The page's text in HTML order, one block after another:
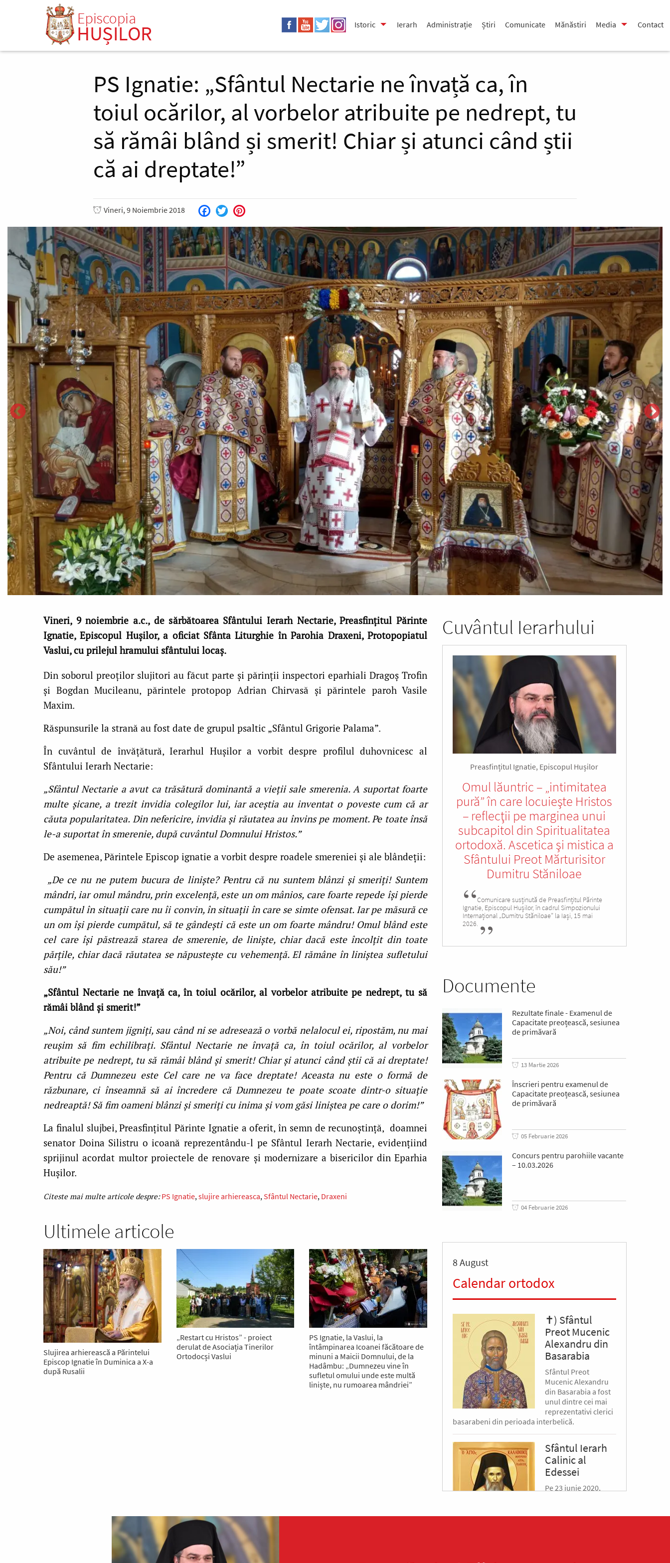
Istoric Ierarh Administrație Știri Comunicate Mănăstiri Media Contact
PS Ignatie: „Sfântul Nectarie ne învață ca, în
toiul ocărilor, al vorbelor atribuite pe nedrept, tu
să rămâi blând și smerit! Chiar și atunci când știi
că ai dreptate!”
Vineri, 9 Noiembrie 2018 Facebook
Twitter
Vineri, 9 noiembrie a.c., de sărbătoarea Sfântului Ierarh Nectarie, Preasfințitul Părinte
Ignatie, Episcopul Hușilor, a oficiat Sfânta Liturghie în Parohia Draxeni, Protopopiatul
Vaslui, cu prilejul hramului sfântului locaș.
Din soborul preoților slujitori au făcut parte și părinții inspectori eparhiali Dragoș Trofin
și Bogdan Mucileanu, părintele protopop Adrian Chirvasă și părintele paroh Vasile
Maxim.
Răspunsurile la strană au fost date de grupul psaltic „Sfântul Grigorie Palama”.
În cuvântul de învățătură, Ierarhul Hușilor a vorbit despre profilul duhovnicesc al
Sfântului Ierarh Nectarie:
„Sfântul Nectarie a avut ca trăsătură dominantă a vieții sale smerenia. A suportat foarte
multe șicane, a trezit invidia colegilor lui, iar aceștia au inventat o poveste cum că ar
căuta popularitatea. Din nefericire, invidia și răutatea au învins pe moment. Pe toate însă
le-a suportat în smerenie, după cuvântul Domnului Hristos.”
De asemenea, Părintele Episcop ignatie a vorbit despre roadele smereniei și ale blândeții:
„De ce nu ne putem bucura de liniște? Pentru că nu suntem blânzi și smeriți! Suntem
mândri, iar omul mândru, prin excelență, este un om mânios, care foarte repede își pierde
cumpătul în situații care nu îi convin, în situații în care se simte ofensat. Iar pe măsură ce
un om își pierde cumpătul, să te gândești că este un om foarte mândru! Omul blând este
cel care își păstrează starea de smerenie, de liniște, chiar dacă este încolțit din toate
părțile, chiar dacă răutatea se năpustește cu vehemență. El rămâne în liniștea sufletului
său!”
„Sfântul Nectarie ne învață ca, în toiul ocărilor, al vorbelor atribuite pe nedrept, tu să
rămâi blând și smerit!”
„Noi, când suntem jigniți, sau când ni se adresează o vorbă nelalocul ei, ripostăm, nu mai
reușim să fim echilibrați. Sfântul Nectarie ne învață ca, în toiul ocărilor, al vorbelor
atribuite pe nedrept, tu să rămâi blând și smerit! Chiar și atunci când știi că ai dreptate!
Pentru că Dumnezeu este Cel care ne va face dreptate! Aceasta nu este o formă de
răzbunare, ci înseamnă să ai încredere că Dumnezeu te poate scoate dintr-o situație
nedreaptă! Să fim oameni blânzi și smeriți cu inima și vom găsi liniștea pe care o dorim!”
La finalul slujbei, Preasfințitul Părinte Ignatie a oferit, în semn de recunoștință, doamnei
senator Doina Silistru o icoană reprezentându-l pe Sfântul Ierarh Nectarie, evidențiind
sprijinul acordat multor proiectele de renovare și modernizare a bisericilor din Eparhia
Hușilor.
PS Ignatie slujire arhiereasca Sfântul Nectarie Draxeni
Ultimele articole
Slujirea arhierească a Părintelui
Episcop Ignatie în Duminica a X-a
după Rusalii
„Restart cu Hristos” - proiect
derulat de Asociația Tinerilor
Ortodocși Vaslui
PS Ignatie, la Vaslui, la
întâmpinarea Icoanei făcătoare de
minuni a Maicii Domnului, de la
Hadâmbu: „Dumnezeu vine în
sufletul omului unde este multă
liniște, nu rumoarea mândriei”
Cuvântul Ierarhului
Preasfințitul Ignatie, Episcopul Hușilor
Omul lăuntric – „intimitatea
pură” în care locuieşte Hristos
– reflecţii pe marginea unui
subcapitol din Spiritualitatea
ortodoxă. Ascetica şi mistica a
Sfântului Preot Mărturisitor
Dumitru Stăniloae
Comunicare susținută de Preasfințitul Părinte
Ignatie, Episcopul Hușilor, în cadrul Simpozionului
Internațional „Dumitru Stăniloae” la Iași, 15 mai
2026.
Documente
Rezultate finale - Examenul de
Capacitate preoțească, sesiunea
de primăvară
13 Martie 2026
Înscrieri pentru examenul de
Capacitate preoțească, sesiunea
de primăvară
05 Februarie 2026
Concurs pentru parohiile vacante
– 10.03.2026
04 Februarie 2026
8 August
Calendar ortodox
✝) Sfântul
Preot Mucenic
Alexandru din
Basarabia
Sfântul Preot
Mucenic Alexandru
din Basarabia a fost
unul dintre cei mai
reprezentativi clerici
basarabeni din perioada interbelică.
Sfântul Ierarh
Calinic al
Edessei
Pe 23 iunie 2020,
canonizarea